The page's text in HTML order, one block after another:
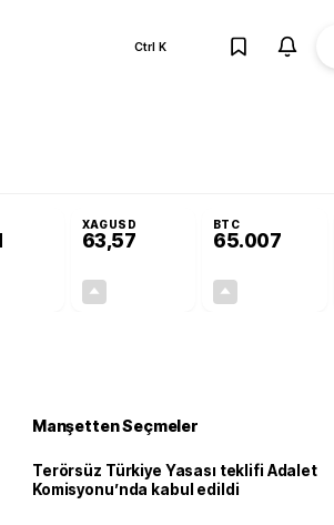
Ctrl K
XAGUSD
63,57
BTC
65.007
Manşetten Seçmeler
Terörsüz Türkiye Yasası teklifi Adalet
Komisyonu’nda kabul edildi